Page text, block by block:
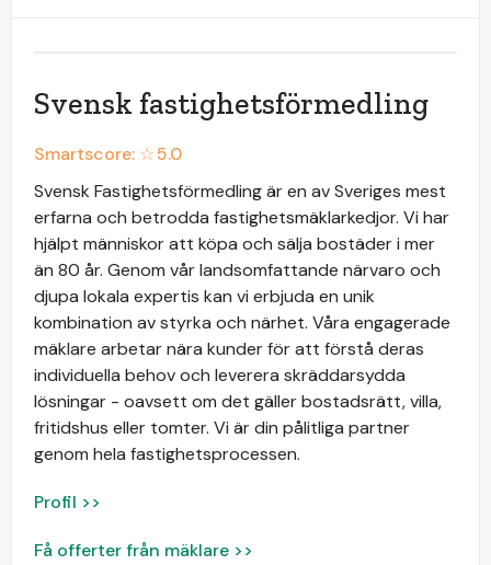
Svensk fastighetsförmedling
Smartscore: ☆5.0
Svensk Fastighetsförmedling är en av Sveriges mest
erfarna och betrodda fastighetsmäklarkedjor. Vi har
hjälpt människor att köpa och sälja bostäder i mer
än 80 år. Genom vår landsomfattande närvaro och
djupa lokala expertis kan vi erbjuda en unik
kombination av styrka och närhet. Våra engagerade
mäklare arbetar nära kunder för att förstå deras
individuella behov och leverera skräddarsydda
lösningar - oavsett om det gäller bostadsrätt, villa,
fritidshus eller tomter. Vi är din pålitliga partner
genom hela fastighetsprocessen.
Profil >>
Få offerter från mäklare >>